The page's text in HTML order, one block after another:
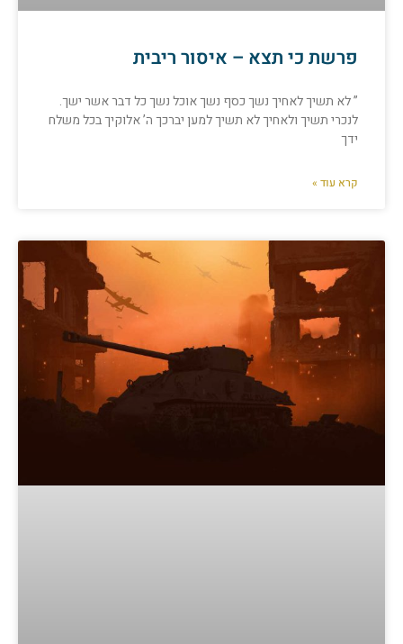
פרשת כי תצא – איסור ריבית
” לא תשיך לאחיך נשך כסף נשך אוכל נשך כל דבר אשר ישך.
לנכרי תשיך ולאחיך לא תשיך למען יברכך ה’ אלוקיך בכל משלח
ידך
קרא עוד »